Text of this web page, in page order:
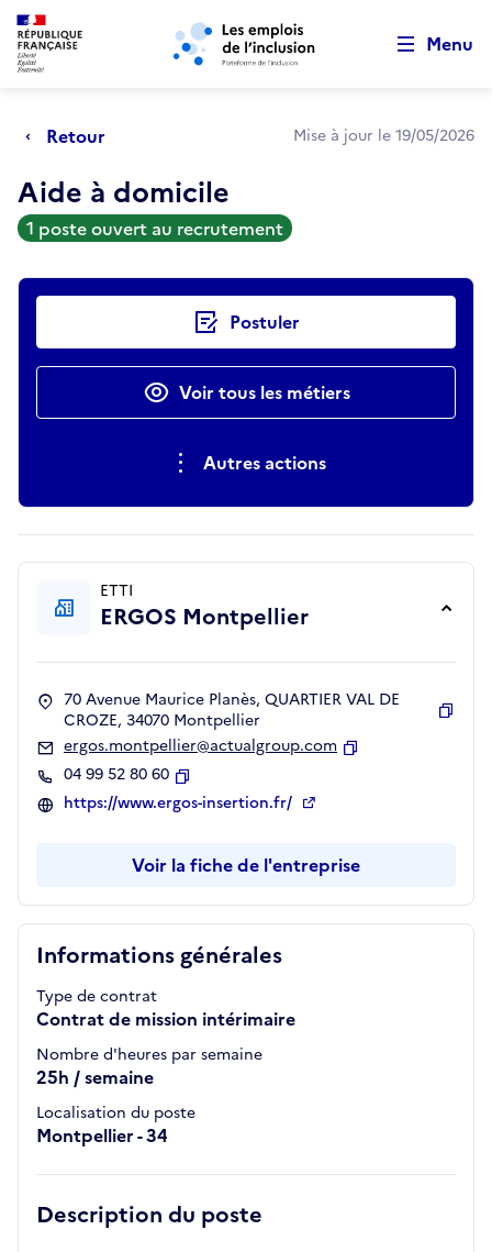
Aller au menu principal Aller au contenu principal
Menu
Retour Mise à jour le 19/05/2026
Aide à domicile
1 poste ouvert au recrutement
Actions rapides Postuler
Voir tous les métiers
Autres actions
Informations générales
Type de contrat
Contrat de mission intérimaire
Nombre d'heures par semaine
25h / semaine
Localisation du poste
Montpellier - 34
Description du poste
ETTI
ERGOS Montpellier
70 Avenue Maurice Planès, QUARTIER VAL DE
CROZE, 34070 Montpellier
ergos.montpellier@actualgroup.com
04 99 52 80 60
Copier
https://www.ergos-insertion.fr/
Voir la fiche de l'entreprise
Retour au début de la page
Panneau de gestion des cookies